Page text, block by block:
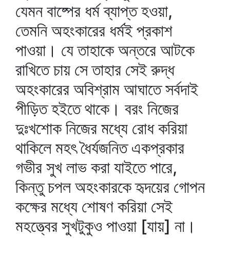
যেমন বাষ্পের ধর্ম ব্যাপ্ত হওয়া,
তেমনি অহংকারের ধর্মই প্রকাশ
পাওয়া। যে তাহাকে অন্তরে আটকে
রাখিতে চায় সে তাহার সেই রুদ্ধ
অহংকারের অবিশ্রাম আঘাতে সর্বদাই
পীড়িত হইতে থাকে। বরং নিজের
দুঃখশোক নিজের মধ্যে রোধ করিয়া
থাকিলে মহৎ ধৈর্যজনিত একপ্রকার
গভীর সুখ লাভ করা যাইতে পারে,
কিন্তু চপল অহংকারকে হৃদয়ের গোপন
কক্ষের মধ্যে শোষণ করিয়া সেই
মহত্ত্বের সুখটুকুও পাওয়া [যায়] না।